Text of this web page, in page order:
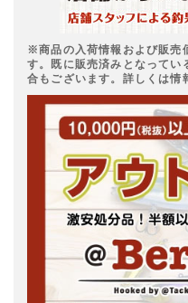
※商品の入荷情報および販売
す。既に販売済みとなってい
合もございます。詳しくは情